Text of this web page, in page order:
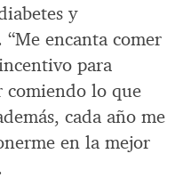
y
“Me encanta comer
para
comiendo lo que
cada año me
en la mejor